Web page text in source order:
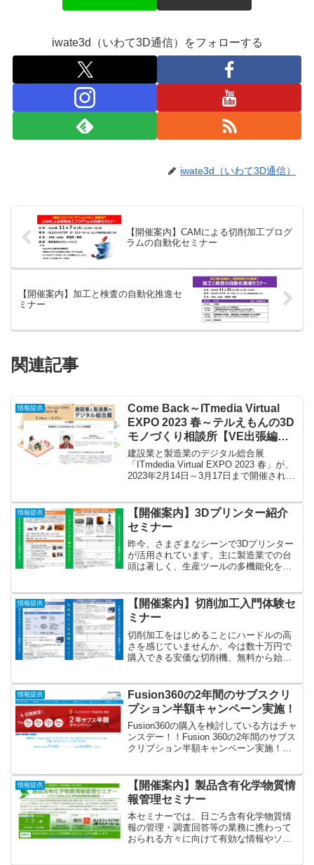
iwate3d（いわて3D通信）をフォローする
iwate3d（いわて3D通信）
【開催案内】CAMによる切削加工プログ
ラムの自動化セミナー
【開催案内】加工と検査の自動化推進セ
ミナー
関連記事
情報提供
Come Back～ITmedia Virtual
EXPO 2023 春～テルえもんの3D
モノづくり相談所【VE出張編】
2023年2月14日～3月17日まで
建設業と製造業のデジタル総合展
「ITmdedia Virtual EXPO 2023 春」が、
2023年2月14日～3月17日まで開催されて
ントでも公開されることになり...
情報提供
【開催案内】3Dプリンター紹介
セミナー
昨今、さまざまなシーンで3Dプリンター
が活用されています。主に製造業での台
頭は著しく、生産ツールの多機能化を図
方式や機器、使用する素材によって、造
形物の質感や強度など...
情報提供
【開催案内】切削加工入門体験セ
ミナー
切削加工をはじめることにハードルの高
さを感じていませんか。今は数十万円で
購入できる安価な切削機、無料から始め
す。本セミナーは、切削機の使い方から
CAM操作、活用事例ま...
情報提供
Fusion360の2年間のサブスクリ
プション半額キャンペーン実施！
Fusion360の購入を検討している方はチャ
ンスデー！！Fusion 360の2年間のサブス
クリプション半額キャンペーン実施！最
間の新規サブス...
情報提供
【開催案内】製品含有化学物質情
報管理セミナー
本セミナーでは、日ごろ含有化学物質情
報の管理・調査回答等の業務に携わって
おられる方々に向けて有効な情報やソリ